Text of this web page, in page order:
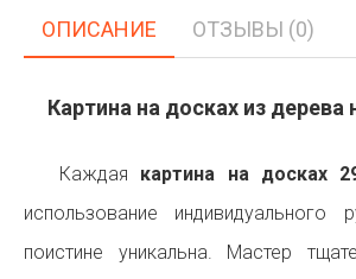
ОПИСАНИЕ ОТЗЫВЫ (0)
Картина на досках из дерева
Каждая картина на досках
использование индивидуального
поистине уникальна. Мастер